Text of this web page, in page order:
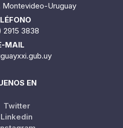
Montevideo-Uruguay
2915 3838
MAIL
EN
Twitter
Linkedin